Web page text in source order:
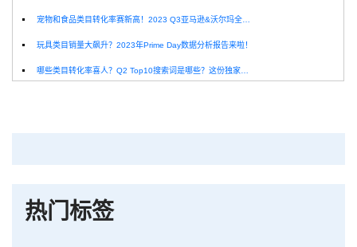
宠物和食品类目转化率赛新高！2023 Q3亚马逊&沃尔玛全球电商CPC数据发布！
玩具类目销量大飙升？2023年Prime Day数据分析报告来啦！
哪些类目转化率喜人？Q2 Top10搜索词是哪些？这份独家报告来解答！
热门标签